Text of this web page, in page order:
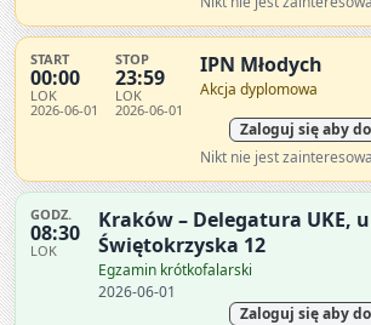
START
00:00
LOK
2026-06-01
STOP
23:59
LOK
2026-06-01
IPN Młodych
Akcja dyplomowa
Zaloguj się aby
Nikt nie jest
GODZ.
08:30
LOK
Kraków – Delegatura UKE,
Świętokrzyska 12
Egzamin krótkofalarski
2026-06-01
Zaloguj się aby